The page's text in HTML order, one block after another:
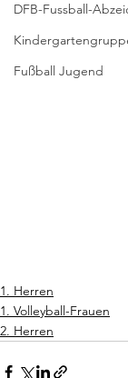
DFB-Fussball-
Fußball Jugend
1. Herren
1. Volleyball-Frauen
2. Herren